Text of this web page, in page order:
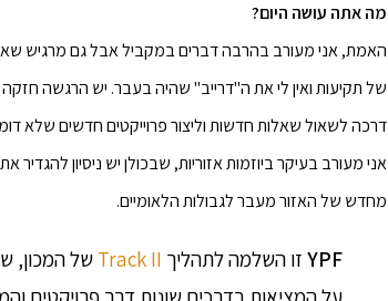
מה אתה עושה היום?
האמת, אני מעורב בהרבה דברים במקביל אבל גם מרגיש
של תקיעות ואין לי את ה"דרייב" שהיה בעבר. יש הרגשה חזקה
דרכה לשאול שאלות חדשות וליצור פרוייקטים חדשים שלא
אני מעורב בעיקר ביוזמות אזוריות, שבכולן יש ניסיון
מחדש של האזור מעבר לגבולות הלאומיים.
YPF זו השלמה לתהליך Track II של המכון,